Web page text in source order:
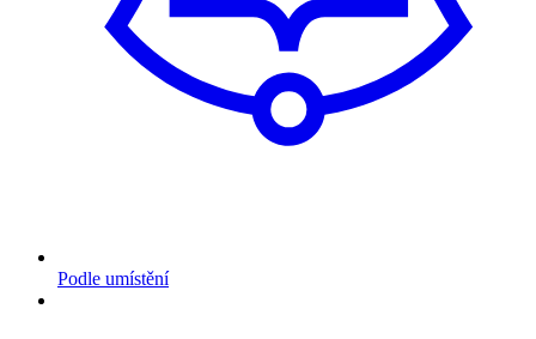
Podle umístění